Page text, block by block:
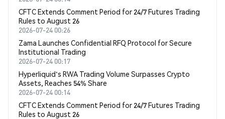
CFTC Extends Comment Period for 24/7 Futures Trading
Rules to August 26
2026-07-24 00:26
Zama Launches Confidential RFQ Protocol for Secure
Institutional Trading
2026-07-24 00:17
Hyperliquid's RWA Trading Volume Surpasses Crypto
Assets, Reaches 54% Share
2026-07-24 00:14
CFTC Extends Comment Period for 24/7 Futures Trading
Rules to August 26